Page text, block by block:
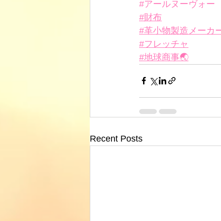
#アールヌーヴォー
#財布
#革小物製造メーカ
#フレッチャ
#地球商事🌏
Recent Posts